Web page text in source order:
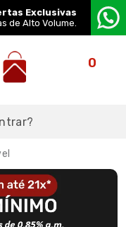
Exclusivas
de Alto Volume.
0